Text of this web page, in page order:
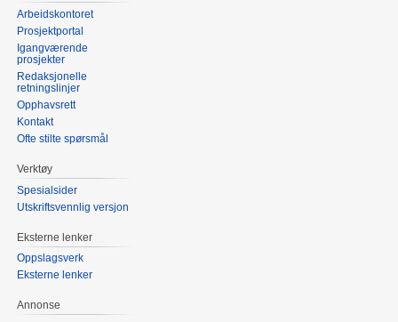
Arbeidskontoret
Prosjektportal
Igangværende
prosjekter
Redaksjonelle
retningslinjer
Opphavsrett
Kontakt
Ofte stilte spørsmål
Verktøy
Spesialsider
Utskriftsvennlig versjon
Eksterne lenker
Oppslagsverk
Eksterne lenker
Annonse